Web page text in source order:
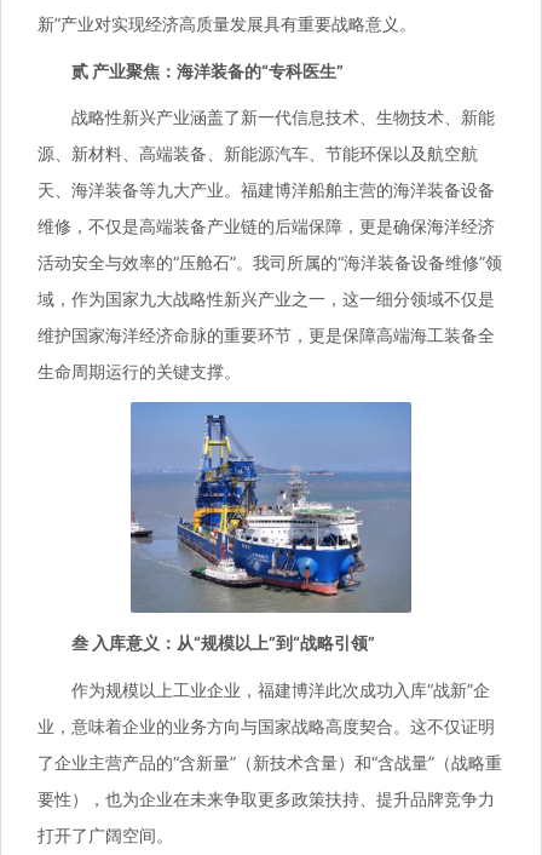
新”产业对实现经济高质量发展具有重要战略意义。
贰 产业聚焦：海洋装备的“专科医生”
战略性新兴产业涵盖了新一代信息技术、生物技术、新能
源、新材料、高端装备、新能源汽车、节能环保以及航空航
天、海洋装备等九大产业。福建博洋船舶主营的海洋装备设备
维修，不仅是高端装备产业链的后端保障，更是确保海洋经济
活动安全与效率的“压舱石”。我司所属的“海洋装备设备维修”领
域，作为国家九大战略性新兴产业之一，这一细分领域不仅是
维护国家海洋经济命脉的重要环节，更是保障高端海工装备全
生命周期运行的关键支撑。
叁 入库意义：从“规模以上”到“战略引领”
作为规模以上工业企业，福建博洋此次成功入库“战新”企
业，意味着企业的业务方向与国家战略高度契合。这不仅证明
了企业主营产品的“含新量”（新技术含量）和“含战量”（战略重
要性），也为企业在未来争取更多政策扶持、提升品牌竞争力
打开了广阔空间。